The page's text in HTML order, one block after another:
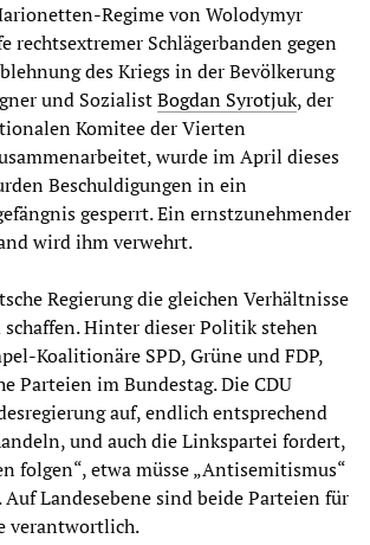
Regime von Wolodymyr
rechtsextremer Schlägerbanden gegen
des Kriegs in der Bevölkerung
und SozialistBogdan Syrotjuk, der
Komitee der Vierten
wurde im April dieses
Beschuldigungen in ein
gesperrt. Ein ernstzunehmender
wird ihm verwehrt.
Regierung die gleichen Verhältnisse
Hinter dieser Politik stehen
Koalitionäre SPD, Grüne und FDP,
Parteien im Bundestag. Die CDU
auf, endlich entsprechend
und auch die Linkspartei fordert,
folgen“, etwa müsse „Antisemitismus“
Auf Landesebene sind beide Parteien für
verantwortlich.